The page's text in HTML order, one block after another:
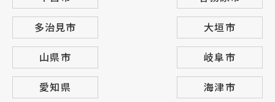
多治見市 大垣市
山県市 岐阜市
愛知県 海津市